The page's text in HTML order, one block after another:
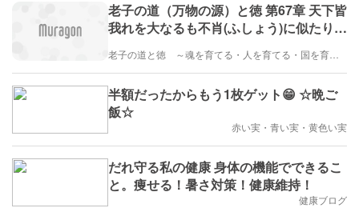
老子の道（万物の源）と徳 第67章 天下皆
我れを大なるも不肖(ふしょう)に似たりと
動・中庸・中道）から白（量子波動・中
老子の道と徳 ～魂を育てる・人を育てる・国を育てる～道（万物の源）から「光の量子・本当の自己（岩戸開きで確認）」が生じ、徳によって本当の自己を育てる。徳とは慈（陽子）と解脱（電子）と和（中性子）を言う
半額だったからもう1枚ゲット😁 ☆晩ご
飯☆
赤い実・青い実・黄色い実
だれ守る私の健康 身体の機能でできるこ
と。痩せる！暑さ対策！健康維持！
健康ブログ